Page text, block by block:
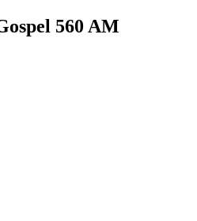
560 AM